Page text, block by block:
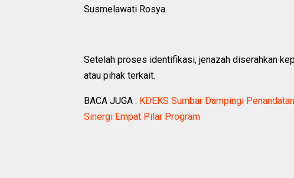
Susmelawati Rosya.
Setelah proses identifikasi, jenazah diserahkan
atau pihak terkait.
BACA JUGA : KDEKS Sumbar Dampingi
Sinergi Empat Pilar Program